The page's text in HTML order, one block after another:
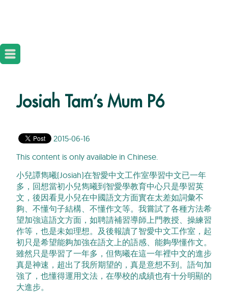
Josiah Tam’s Mum P6
2015-06-16
This content is only available in Chinese.
小兒譚雋曦(Josiah)在智愛中文工作室學習中文已一年
多，回想當初小兒雋曦到智愛學教育中心只是學習英
文，後因看見小兒在中國語文方面實在太差如詞彙不
夠、不懂句子結構、不懂作文等。我嘗試了各種方法希
望加強這語文方面，如聘請補習導師上門教授、操練習
作等，也是未如理想。及後報讀了智愛中文工作室，起
初只是希望能夠加強在語文上的語感、能夠學懂作文。
雖然只是學習了一年多，但雋曦在這一年裡中文的進步
真是神速，超出了我所期望的，真是意想不到。語句加
強了，也懂得運用文法，在學校的成績也有十分明顯的
大進步。